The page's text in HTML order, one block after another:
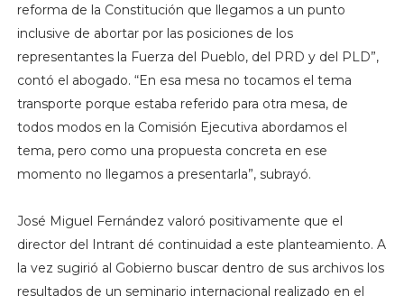
reforma de la Constitución que llegamos a un punto
inclusive de abortar por las posiciones de los
representantes la Fuerza del Pueblo, del PRD y del PLD”,
contó el abogado. “En esa mesa no tocamos el tema
transporte porque estaba referido para otra mesa, de
todos modos en la Comisión Ejecutiva abordamos el
tema, pero como una propuesta concreta en ese
momento no llegamos a presentarla”, subrayó.
José Miguel Fernández valoró positivamente que el
director del Intrant dé continuidad a este planteamiento. A
la vez sugirió al Gobierno buscar dentro de sus archivos los
resultados de un seminario internacional realizado en el